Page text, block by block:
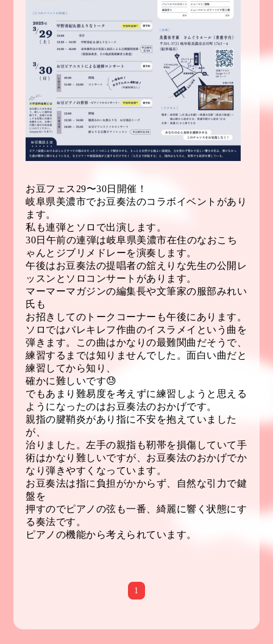
お豆フェス29〜30日開催！
岐阜県美濃市でお豆奏法のコラボイベントがあり
ます。
私も連弾とソロで出演します。
30日午前の連弾は岐阜県美濃市在住のなおこち
ゃんとジブリメドレーを演奏します。
午後はお豆奏法の提唱者の舘えりな先生の公開レ
ッスンとソロコンサートがあります。
マーマーマガジンの編集長や文筆家の服部みれい
氏も
お招きしてのトークコーナーも午後にあります。
ソロではバレキレフ作曲のイスラメイという曲を
弾きます。この曲はかなりの最難関曲だそうで、
練習するまでは知りませんでした。面白い曲だと
練習してから知り、
確かに難しいです😓
でもあまり難易度を考えずに練習しようと思える
ようになったのはお豆奏法のおかげです。
親指の腱鞘炎があり指に不安を抱えていました
が、
治りました。左手の親指も靭帯を損傷していて手
術はかなり難しいですが、お豆奏法のおかげでか
なり弾きやすくなっています。
お豆奏法は指に負担がかからず、自然な引力で鍵
盤を
押すのでピアノの弦も一番、綺麗に響く状態にす
る奏法です。
ピアノの機能から考えられています。
1